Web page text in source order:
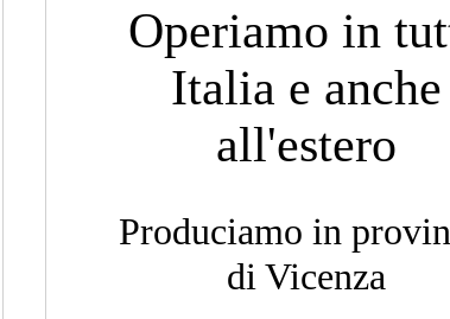
Operiamo in
Italia e anche
all'estero
Produciamo in
di Vicenza